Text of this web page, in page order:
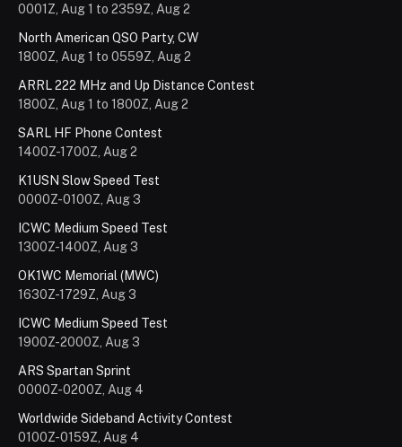
0001Z, Aug 1 to 2359Z, Aug 2
North American QSO Party, CW
1800Z, Aug 1 to 0559Z, Aug 2
ARRL 222 MHz and Up Distance Contest
1800Z, Aug 1 to 1800Z, Aug 2
SARL HF Phone Contest
1400Z-1700Z, Aug 2
K1USN Slow Speed Test
0000Z-0100Z, Aug 3
ICWC Medium Speed Test
1300Z-1400Z, Aug 3
OK1WC Memorial (MWC)
1630Z-1729Z, Aug 3
ICWC Medium Speed Test
1900Z-2000Z, Aug 3
ARS Spartan Sprint
0000Z-0200Z, Aug 4
Worldwide Sideband Activity Contest
0100Z-0159Z, Aug 4